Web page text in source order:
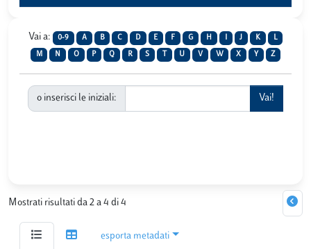
Vai a: 0-9 A B C D E F G H J K L
M N O P Q R S U V W X Y Z
o inserisci le iniziali:
Mostrati risultati da 2 a 4 di 4
esporta metadati